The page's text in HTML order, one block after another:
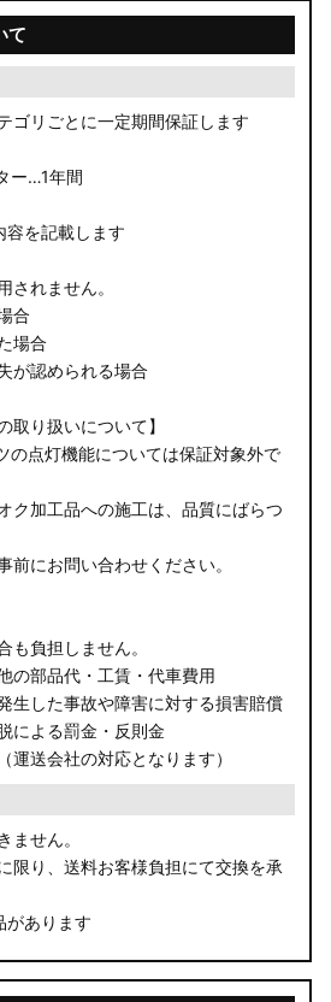
て
ゴリごとに一定期間保証します
ー…1年間
容を記載します
されません。
合
場合
が認められる場合
取り扱いについて】
の点灯機能については保証対象外で
ク加工品への施工は、品質にばらつ
前にお問い合わせください。
も負担しません。
の部品代・工賃・代車費用
生した事故や障害に対する損害賠償
による罰金・反則金
運送会社の対応となります）
ません。
限り、送料お客様負担にて交換を承
があります